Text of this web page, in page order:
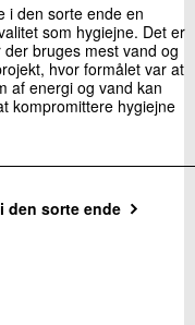
i den sorte ende en
som hygiejne. Det er
bruges mest vand og
hvor formålet var at
af energi og vand kan
kompromittere hygiejne
den sorte ende